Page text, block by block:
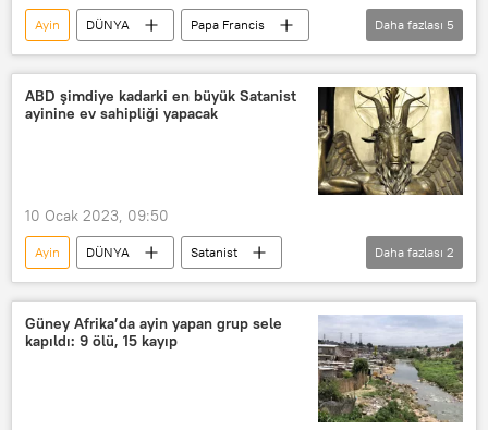
Ayin DÜNYA
Papa Francis
Vatikan
Hastalık
Katolik
Katolik Kilisesi
Roma
Daha fazlası 5
ABD şimdiye kadarki en büyük Satanist
ayinine ev sahipliği yapacak
10 Ocak 2023, 09:50
Ayin DÜNYA
Satanist
Satanist Tapınak
ABD
Daha fazlası 2
Güney Afrika’da ayin yapan grup sele
kapıldı: 9 ölü, 15 kayıp